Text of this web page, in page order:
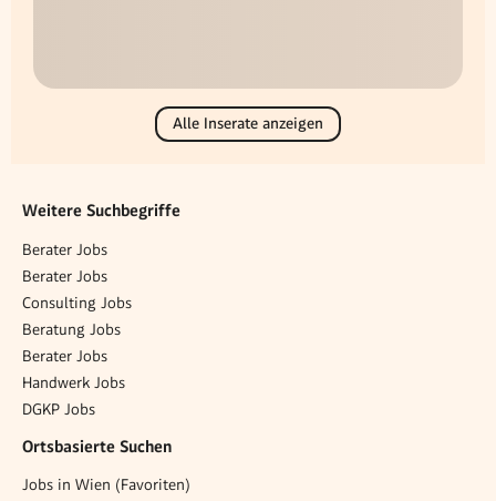
Alle Inserate anzeigen
Weitere Suchbegriffe
Berater Jobs
Berater Jobs
Consulting Jobs
Beratung Jobs
Berater Jobs
Handwerk Jobs
DGKP Jobs
Ortsbasierte Suchen
Jobs in Wien (Favoriten)